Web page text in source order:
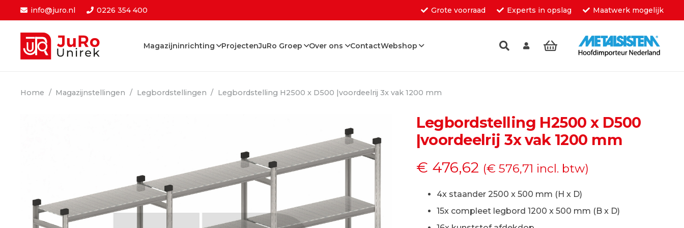
info@juro.nl 0226 354 400 Grote voorraad Experts in opslag Maatwerk mogelijk
Magazijninrichting ProjectenJuRo Groep Over ons ContactWebshop
Home / Magazijnstellingen / Legbordstellingen / Legbordstelling H2500 x D500 |voordeelrij 3x vak 1200 mm
Legbordstelling H2500 x D500
|voordeelrij 3x vak 1200 mm
€ 476,62 (€576,71 incl. btw)
4x staander 2500 x 500 mm (H x D)
15x compleet legbord 1200 x 500 mm (B x D)